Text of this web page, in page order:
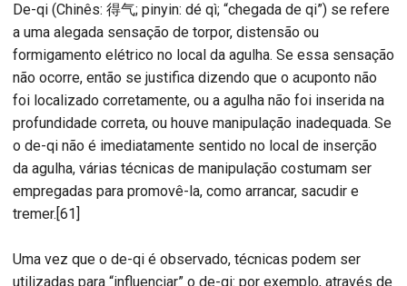
De-qi (Chinês: 得气; pinyin: dé qì; “chegada de qi”) se refere
a uma alegada sensação de torpor, distensão ou
formigamento elétrico no local da agulha. Se essa sensação
não ocorre, então se justifica dizendo que o acuponto não
foi localizado corretamente, ou a agulha não foi inserida na
profundidade correta, ou houve manipulação inadequada. Se
o de-qi não é imediatamente sentido no local de inserção
da agulha, várias técnicas de manipulação costumam ser
empregadas para promovê-la, como arrancar, sacudir e
tremer.[61]
Uma vez que o de-qi é observado, técnicas podem ser
utilizadas para “influenciar” o de-qi: por exemplo, através de